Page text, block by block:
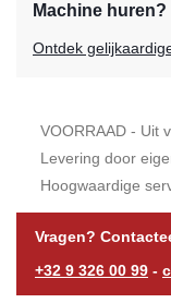
Machine huren?
Ontdek
VOORRAAD - Uit
Levering door
Hoogwaardige
Vragen?
+32 9 326 00 99 -